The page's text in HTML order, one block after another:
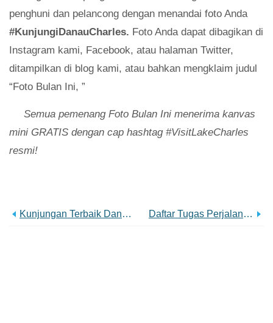
penghuni dan pelancong dengan menandai foto Anda
#KunjungiDanauCharles. Foto Anda dapat dibagikan di
Instagram kami, Facebook, atau halaman Twitter,
ditampilkan di blog kami, atau bahkan mengklaim judul
“Foto Bulan Ini, ”
Semua pemenang Foto Bulan Ini menerima kanvas
mini GRATIS dengan cap hashtag #VisitLakeCharles
resmi!
Kunjungan Terbaik Danau Charles:10 Postingan Yang Paling Banyak Anda Lihat Daftar Tugas Perjalanan Jalan:Austin, TX Ke Danau Charles, LA